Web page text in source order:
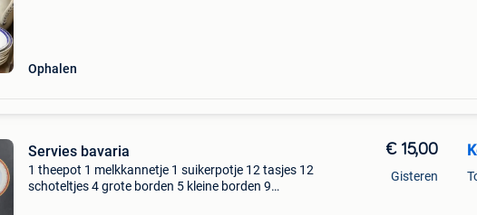
Ophalen
Servies bavaria
1 theepot 1 melkkannetje 1 suikerpotje 12 tasjes 12
schoteltjes 4 grote borden 5 kleine borden 9
€ 15,00
Gisteren